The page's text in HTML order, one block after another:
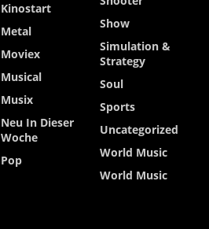
Kinostart
Metal
Moviex
Musical
Musix
Neu In Dieser
Woche
Pop
Show
Simulation &
Strategy
Soul
Sports
Uncategorized
World Music
World Music